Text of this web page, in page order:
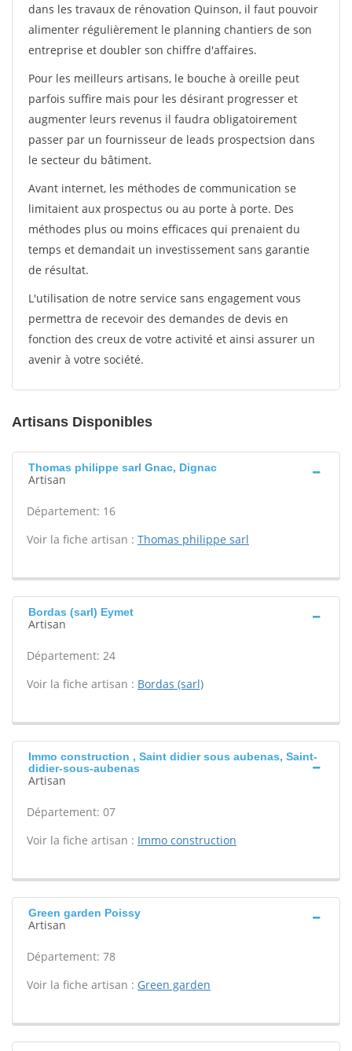
dans les travaux de rénovation Quinson, il faut pouvoir
alimenter régulièrement le planning chantiers de son
entreprise et doubler son chiffre d'affaires.
Pour les meilleurs artisans, le bouche à oreille peut
parfois suffire mais pour les désirant progresser et
augmenter leurs revenus il faudra obligatoirement
passer par un fournisseur de leads prospectsion dans
le secteur du bâtiment.
Avant internet, les méthodes de communication se
limitaient aux prospectus ou au porte à porte. Des
méthodes plus ou moins efficaces qui prenaient du
temps et demandait un investissement sans garantie
de résultat.
L'utilisation de notre service sans engagement vous
permettra de recevoir des demandes de devis en
fonction des creux de votre activité et ainsi assurer un
avenir à votre société.
Artisans Disponibles
Thomas philippe sarl Gnac, Dignac
Artisan
Département: 16
Voir la fiche artisan : Thomas philippe sarl
Bordas (sarl) Eymet
Artisan
Département: 24
Voir la fiche artisan : Bordas (sarl)
Immo construction , Saint didier sous aubenas, Saint-
didier-sous-aubenas
Artisan
Département: 07
Voir la fiche artisan : Immo construction
Green garden Poissy
Artisan
Département: 78
Voir la fiche artisan : Green garden